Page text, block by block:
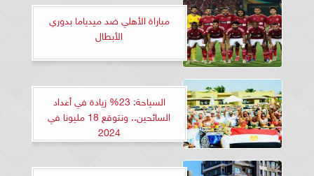
مباراة الأهلي ضد ميدياما بدوري
الأبطال
السياحة: 23% زيادة في أعداد
السائحين.. ونتوقع 18 مليونا في
2024